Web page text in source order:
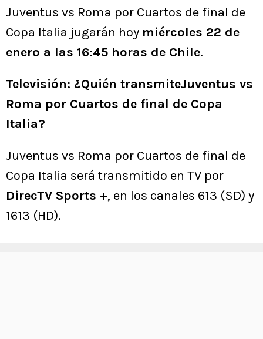
Juventus vs Roma por Cuartos de final de
Copa Italia jugarán hoy miércoles 22 de
enero a las 16:45 horas de Chile.
Televisión: ¿Quién transmiteJuventus vs
Roma por Cuartos de final de Copa
Italia?
Juventus vs Roma por Cuartos de final de
Copa Italia será transmitido en TV por
DirecTV Sports +, en los canales 613 (SD) y
1613 (HD).